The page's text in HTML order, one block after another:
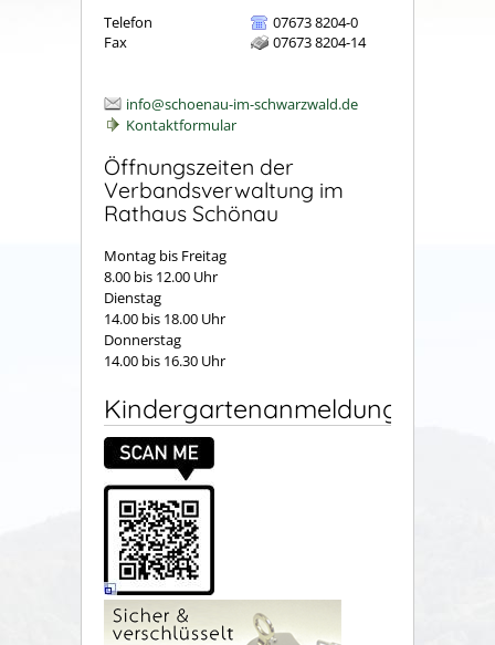
Telefon
07673 8204-0
Fax
07673 8204-14
info@schoenau-im-schwarzwald.de
Kontaktformular
Öffnungszeiten der
Verbandsverwaltung im
Rathaus Schönau
Montag bis Freitag
8.00 bis 12.00 Uhr
Dienstag
14.00 bis 18.00 Uhr
Donnerstag
14.00 bis 16.30 Uhr
Kindergartenanmeldung